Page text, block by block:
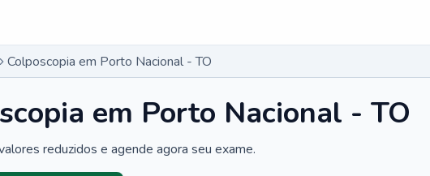
Colposcopia em Porto Nacional - TO
em Porto Nacional - TO
reduzidos e agende agora seu exame.